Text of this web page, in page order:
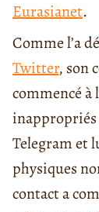
Eurasianet.
Comme l’a
Twitter, son
commencé à
inappropriés
Telegram et
physiques
contact a